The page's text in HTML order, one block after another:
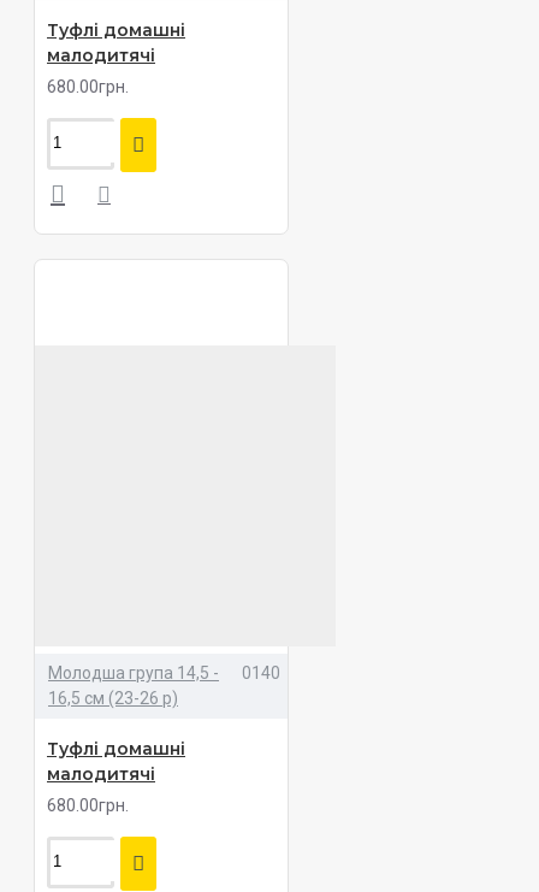
Туфлі домашні
малодитячі
680.00грн.
Молодша група 14,5 -
16,5 см (23-26 р)
0140
Туфлі домашні
малодитячі
680.00грн.